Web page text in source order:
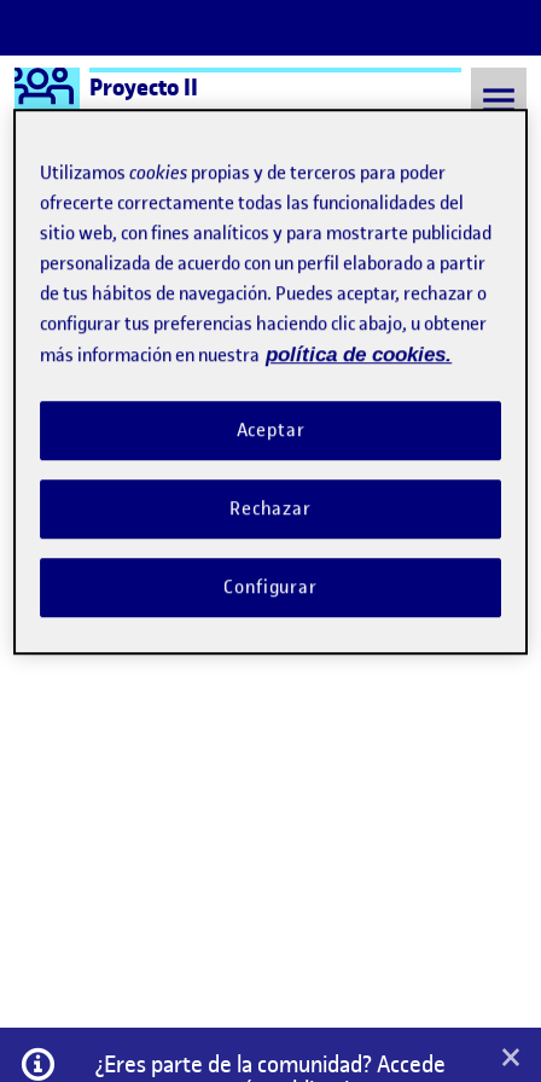
Saltar al contenido
Logo Ágora
Proyecto II
Semestre 20211 - Aula 1 11 Enero, 2022
11 Enero, 2022
Sin título
Publicado por
Ayelen Strasser Taccarello
Fecha de publicación14 marzo, 2023 3:23 pm
comentario
PEC4_La relatora …
Información
¿Eres parte de la comunidad? Accede
×
Utilizamoscookies propias y de terceros para poder
ofrecerte correctamente todas las funcionalidades del
sitio web, con fines analíticos y para mostrarte publicidad
personalizada de acuerdo con un perfil elaborado a partir
de tus hábitos de navegación. Puedes aceptar, rechazar o
configurar tus preferencias haciendo clic abajo, u obtener
más información en nuestra política de cookies.
Rechazar
Aceptar
Configurar